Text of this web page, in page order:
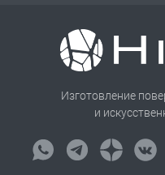
Изготовление
и